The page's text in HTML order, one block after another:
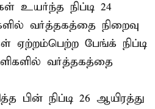
உயர்ந்த நிப்டி 24
வர்த்தகத்தை நிறைவு
ஏற்றம்பெற்ற பேங்க் நிப்டி
வர்த்தகத்தை
பின் நிப்டி 26 ஆயிரத்து